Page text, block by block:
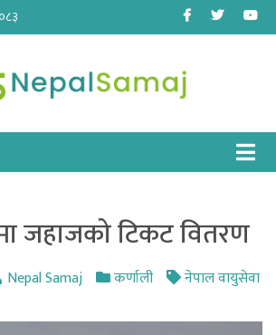
Facebook
Twitter
जहाजको टिकट वितरण
Nepal Samaj कर्णाली नेपाल वायुसेवा